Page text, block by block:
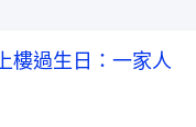
樓過生日：一家人